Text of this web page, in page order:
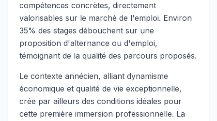
compétences concrètes, directement
valorisables sur le marché de l'emploi. Environ
35% des stages débouchent sur une
proposition d'alternance ou d'emploi,
témoignant de la qualité des parcours proposés.
Le contexte annécien, alliant dynamisme
économique et qualité de vie exceptionnelle,
crée par ailleurs des conditions idéales pour
cette première immersion professionnelle. La